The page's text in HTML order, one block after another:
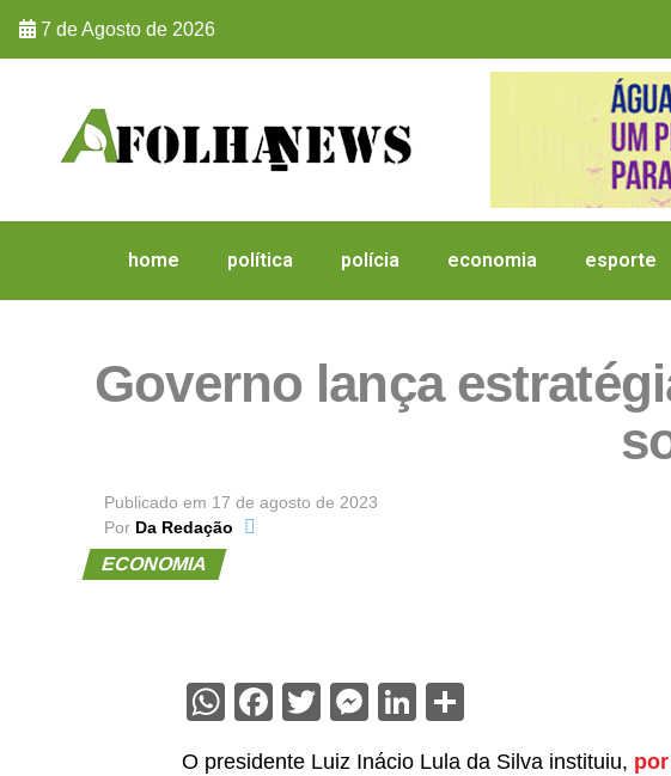
7 de Agosto de 2026
home política polícia economia esporte
Governo lança
Publicado em 17 de agosto de 2023
Por Da Redação
ECONOMIA
WhatsApp
Facebook
TwitterMessenger
LinkedIn
O presidente Luiz Inácio Lula da Silva instituiu,